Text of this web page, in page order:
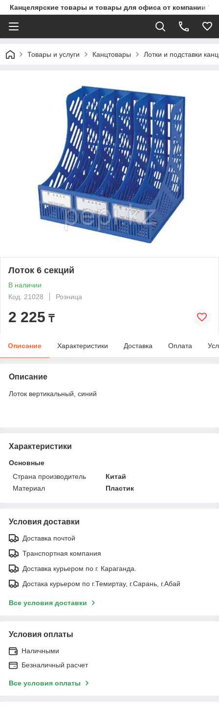
Канцелярские товары и товары для офиса от компании
Товары и услуги Канцтовары Лотки и подставки
Лоток 6 секций
В наличии
Код: 21028
Розница
2 225 ₸
Описание Характеристики Доставка Оплата
Описание
Лоток вертикальный, синий
Характеристики
Основные
Страна производитель
Китай
Материал
Пластик
Условия доставки
Доставка почтой
Транспортная компания
Доставка курьером по г. Караганда.
Достака курьером по г.Темиртау, г.Сарань, г.Абай
Все условия доставки
Условия оплаты
Наличными
Безналичный расчет
Все условия оплаты